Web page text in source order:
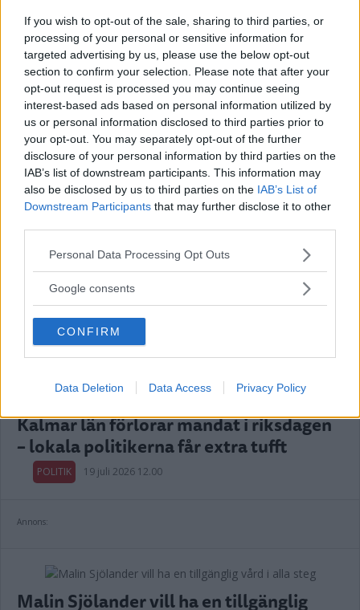
If you wish to opt-out of the sale, sharing to third parties, or
processing of your personal or sensitive information for
targeted advertising by us, please use the below opt-out
section to confirm your selection. Please note that after your
opt-out request is processed you may continue seeing
interest-based ads based on personal information utilized by
us or personal information disclosed to third parties prior to
your opt-out. You may separately opt-out of the further
disclosure of your personal information by third parties on the
IAB’s list of downstream participants. This information may
also be disclosed by us to third parties on the IAB’s List of
Downstream Participants that may further disclose it to other
Please note that this website/app uses one or more Google
not limited to your visit or usage behaviour. You may click to
use your data for below specified purposes in below Google
consent section.
Personal Data Processing Opt Outs
Google consents
CONFIRM
Data Deletion Data Access Privacy Policy
Hilda Helmersson (C) om våld i ungas
nära relationer: "Mörkertalet är stort”
POLITIK 22 juli 2026 18.00
Annons:
Var tredje kvinna utsatt för våld –
toppolitiker vill se ökat stöd
POLITIK 21 juli 2026 04.00
Kalmar län förlorar mandat i riksdagen
– lokala politikerna får extra tufft
POLITIK 19 juli 2026 12.00
Annons:
Malin Sjölander vill ha en tillgänglig